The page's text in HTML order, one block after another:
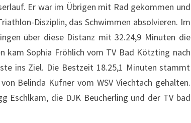
Er war im Übrigen mit Rad gekommen und
Disziplin, das Schwimmen absolvieren. Im
über diese Distanz mit 32.24,9 Minuten die
kam Sophia Fröhlich vom TV Bad Kötzting nach
ins Ziel. Die Bestzeit 18.25,1 Minuten stammt
Belinda Kufner vom WSV Viechtach gehalten.
Eschlkam, die DJK Beucherling und der TV bad